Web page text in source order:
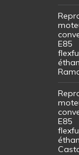
E85
E85